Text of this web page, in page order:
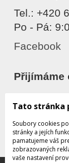
Tel.: +420
Po - Pá:
Facebook
Přijímáme
Děkujeme
Tato stránka
Soubory cookies
stránky a jejích
pamatujeme váš
zobrazovaných
vaše nastavení